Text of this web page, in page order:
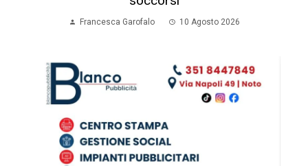
Francesca Garofalo 10 Agosto 2026